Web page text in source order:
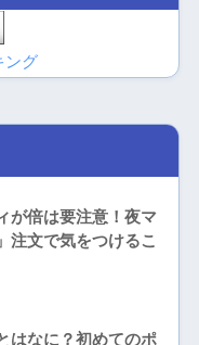
ング
が倍は要注意！夜マ
注文で気をつけるこ
はなに？初めてのポ